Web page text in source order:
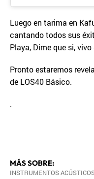
Luego en tarima en
cantando todos sus
Playa, Dime que si,
Pronto estaremos
de LOS40 Básico.
.
MÁS SOBRE:
INSTRUMENTOS